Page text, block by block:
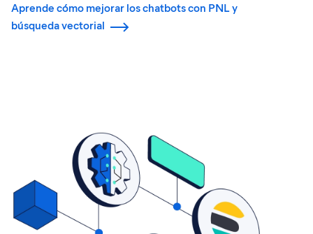
Aprende cómo mejorar los chatbots con PNL y
búsqueda vectorial